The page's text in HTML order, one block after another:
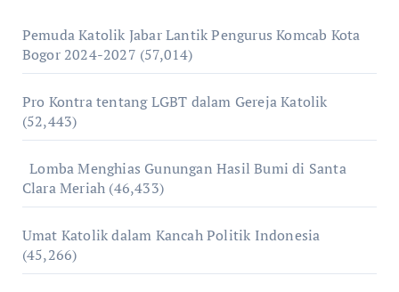
Pemuda Katolik Jabar Lantik Pengurus Komcab Kota
Bogor 2024-2027 (57,014)
Pro Kontra tentang LGBT dalam Gereja Katolik
(52,443)
Lomba Menghias Gunungan Hasil Bumi di Santa
Clara Meriah (46,433)
Umat Katolik dalam Kancah Politik Indonesia
(45,266)